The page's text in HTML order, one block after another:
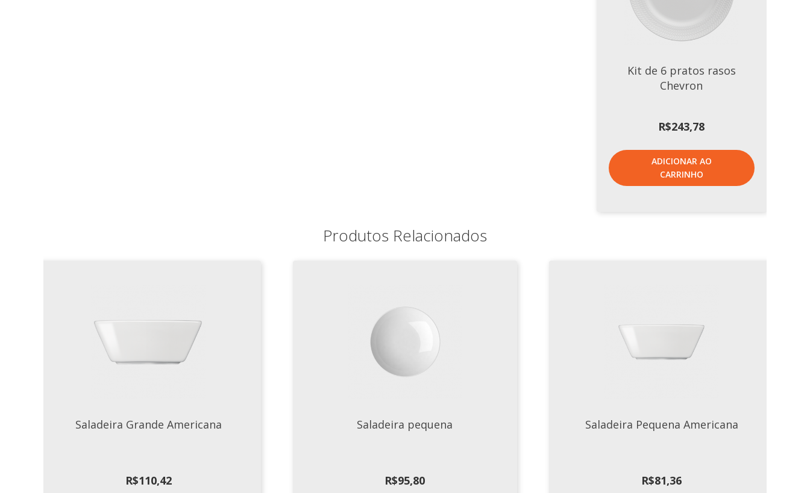
Kit de 6 pratos rasos
Chevron
R$243,78
ADICIONAR AO
CARRINHO
Produtos Relacionados
Saladeira Grande Americana
R$110,42
Saladeira pequena
R$95,80
Saladeira Pequena Americana
R$81,36